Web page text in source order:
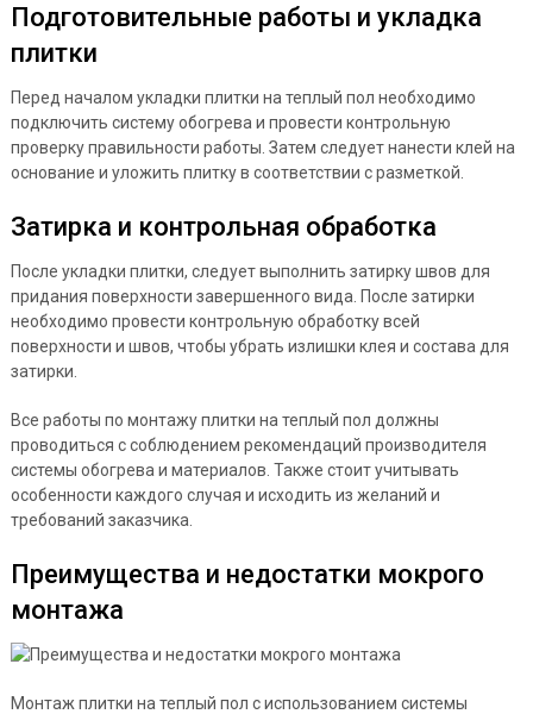
Подготовительные работы и укладка
плитки
Перед началом укладки плитки на теплый пол необходимо
подключить систему обогрева и провести контрольную
проверку правильности работы. Затем следует нанести клей на
основание и уложить плитку в соответствии с разметкой.
Затирка и контрольная обработка
После укладки плитки, следует выполнить затирку швов для
придания поверхности завершенного вида. После затирки
необходимо провести контрольную обработку всей
поверхности и швов, чтобы убрать излишки клея и состава для
затирки.
Все работы по монтажу плитки на теплый пол должны
проводиться с соблюдением рекомендаций производителя
системы обогрева и материалов. Также стоит учитывать
особенности каждого случая и исходить из желаний и
требований заказчика.
Преимущества и недостатки мокрого
монтажа
Монтаж плитки на теплый пол с использованием системы